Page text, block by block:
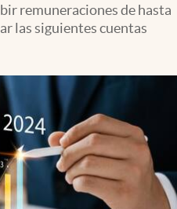
remuneraciones de hasta
las siguientes cuentas